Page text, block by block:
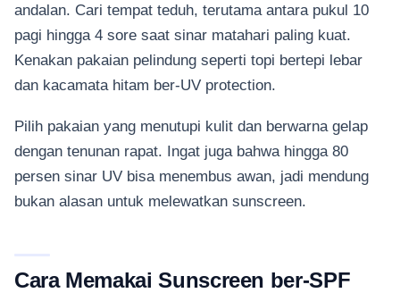
andalan. Cari tempat teduh, terutama antara pukul 10
pagi hingga 4 sore saat sinar matahari paling kuat.
Kenakan pakaian pelindung seperti topi bertepi lebar
dan kacamata hitam ber-UV protection.
Pilih pakaian yang menutupi kulit dan berwarna gelap
dengan tenunan rapat. Ingat juga bahwa hingga 80
persen sinar UV bisa menembus awan, jadi mendung
bukan alasan untuk melewatkan sunscreen.
Cara Memakai Sunscreen ber-SPF